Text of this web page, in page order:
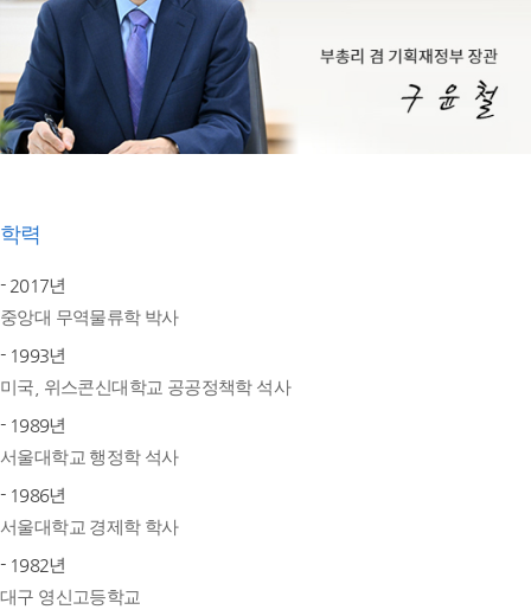
학력
- 2017년
중앙대 무역물류학 박사
- 1993년
미국, 위스콘신대학교 공공정책학 석사
- 1989년
서울대학교 행정학 석사
- 1986년
서울대학교 경제학 학사
- 1982년
대구 영신고등학교